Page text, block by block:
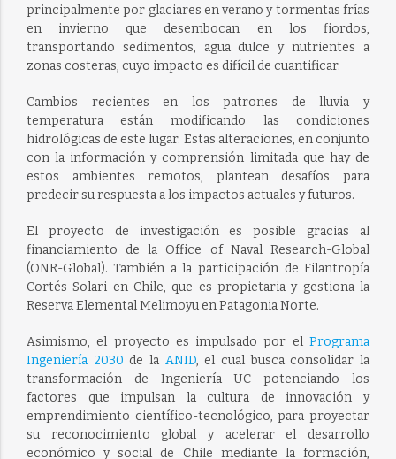
principalmente por glaciares en verano y tormentas frías
en invierno que desembocan en los fiordos,
transportando sedimentos, agua dulce y nutrientes a
zonas costeras, cuyo impacto es difícil de cuantificar.
Cambios recientes en los patrones de lluvia y
temperatura están modificando las condiciones
hidrológicas de este lugar. Estas alteraciones, en conjunto
con la información y comprensión limitada que hay de
estos ambientes remotos, plantean desafíos para
predecir su respuesta a los impactos actuales y futuros.
El proyecto de investigación es posible gracias al
financiamiento de la Office of Naval Research-Global
(ONR-Global). También a la participación de Filantropía
Cortés Solari en Chile, que es propietaria y gestiona la
Reserva Elemental Melimoyu en Patagonia Norte.
Asimismo, el proyecto es impulsado por elPrograma
Ingeniería 2030 de la ANID, el cual busca consolidar la
transformación de Ingeniería UC potenciando los
factores que impulsan la cultura de innovación y
emprendimiento científico-tecnológico, para proyectar
su reconocimiento global y acelerar el desarrollo
económico y social de Chile mediante la formación,